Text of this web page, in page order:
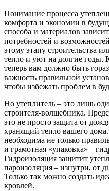
Понимание процесса
комфорта и экономии в
способа и материалов
потребностей и
этому этапу строительства
тепло и уют на долгие годы.
теперь вам должно быть
важность правильной
чтобы избежать проблем в
Но утеплитель – это лишь
строителя-волшебника.
это не просто защита от
хранящий тепло вашего дома.
необходима не только
и грамотная «упаковка» –
Гидроизоляция защитит
пароизоляция – изнутри, от
Только так можно создать
кровлей.